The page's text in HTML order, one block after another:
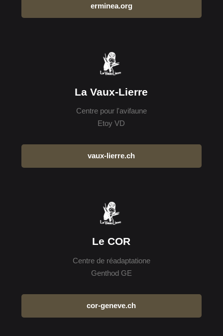
erminea.org
La Vaux-Lierre
Centre pour l'avifaune
Etoy VD
vaux-lierre.ch
Le COR
Centre de réadaptatione
Genthod GE
cor-geneve.ch